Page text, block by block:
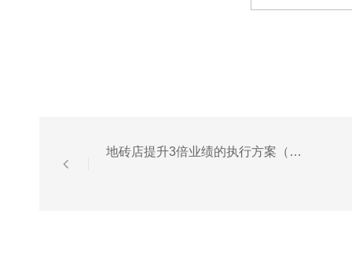
地砖店提升3倍业绩的执行方案（上）